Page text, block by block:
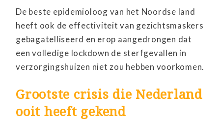
De beste epidemioloog van het Noordse land
heeft ook de effectiviteit van gezichtsmaskers
gebagatelliseerd en erop aangedrongen dat
een volledige lockdown de sterfgevallen in
verzorgingshuizen niet zou hebben voorkomen.
Grootste crisis die Nederland
ooit heeft gekend